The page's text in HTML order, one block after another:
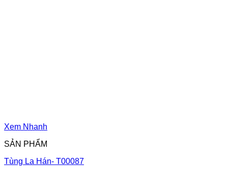
Xem Nhanh
SẢN PHẨM
Tùng La Hán- T00087